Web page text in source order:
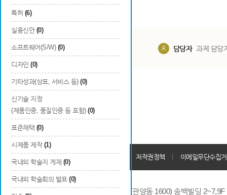
특허 (6)
실용신안 (0)
소프트웨어(S/W) (0)
디자인 (0)
기타성과(상표, 서비스 등) (0)
신기술 지정
(제품인증, 품질인증 등 포함) (0)
표준채택 (0)
시제품 제작 (1)
국내외 학술지 게재 (0)
국내외 학술회의 발표 (0)
담당부서 해당 사업실 담당자 과제 담당
개인정보처리방침 저작권정책 이메일무단수집
14066 경기도 안양시 동안구 시민대로 286 (관양동 1600) 송백빌딩